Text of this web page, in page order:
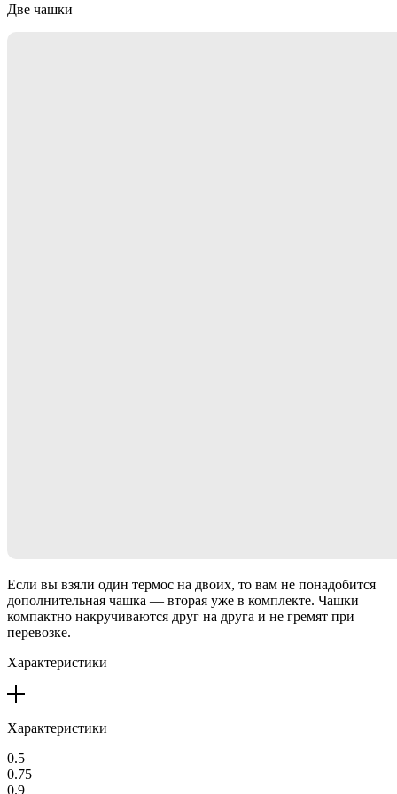
Две чашки
Если вы взяли один термос на двоих, то вам не понадобится
дополнительная чашка — вторая уже в комплекте. Чашки
компактно накручиваются друг на друга и не гремят при
перевозке.
Характеристики
Характеристики
0.5
0.75
0.9